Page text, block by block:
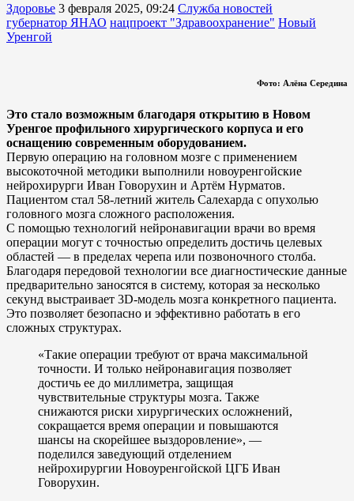
Здоровье 3 февраля 2025, 09:24 Служба новостей
губернатор ЯНАО нацпроект "Здравоохранение" Новый
Уренгой
Фото: Алёна Середина
Это стало возможным благодаря открытию в Новом
Уренгое профильного хирургического корпуса и его
оснащению современным оборудованием.
Первую операцию на головном мозге с применением
высокоточной методики выполнили новоуренгойские
нейрохирурги Иван Говорухин и Артём Нурматов.
Пациентом стал 58-летний житель Салехарда с опухолью
головного мозга сложного расположения.
С помощью технологий нейронавигации врачи во время
операции могут с точностью определить достичь целевых
областей — в пределах черепа или позвоночного столба.
Благодаря передовой технологии все диагностические данные
предварительно заносятся в систему, которая за несколько
секунд выстраивает 3D-модель мозга конкретного пациента.
Это позволяет безопасно и эффективно работать в его
сложных структурах.
«Такие операции требуют от врача максимальной
точности. И только нейронавигация позволяет
достичь ее до миллиметра, защищая
чувствительные структуры мозга. Также
снижаются риски хирургических осложнений,
сокращается время операции и повышаются
шансы на скорейшее выздоровление», —
поделился заведующий отделением
нейрохирургии Новоуренгойской ЦГБ Иван
Говорухин.